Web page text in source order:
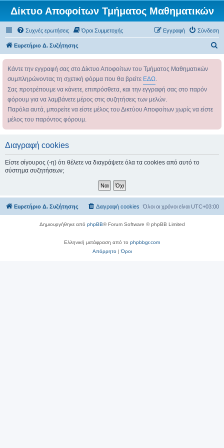
Δίκτυο Αποφοίτων Τμήματος Μαθηματικών
Συχνές ερωτήσεις Όροι Συμμετοχής Σύνδεση
Εγγραφή
Ευρετήριο Δ. Συζήτησης
σ
Κάντε την εγγραφή σας στο Δίκτυο Αποφοίτων του Τμήματος Μαθηματικών
συμπληρώνοντας τη σχετική φόρμα που θα βρείτε ΕΔΩ.
Σας προτρέπουμε να κάνετε, επιπρόσθετα, και την εγγραφή σας στο παρόν
φόρουμ για να λαμβάνετε μέρος στις συζητήσεις των μελών.
Παρόλα αυτά, μπορείτε να είστε μέλος του Δικτύου Αποφοίτων χωρίς να είστε
μέλος του παρόντος φόρουμ.
Διαγραφή cookies
Είστε σίγουρος (-η) ότι θέλετε να διαγράψετε όλα τα cookies από αυτό το
σύστημα συζητήσεων;
Ευρετήριο Δ. Συζήτησης Όλοι οι χρόνοι είναι UTC+03:00
Διαγραφή cookies
Δημιουργήθηκε από phpBB® Forum Software © phpBB Limited
Ελληνική μετάφραση από το phpbbgr.com
Απόρρητο|Όροι